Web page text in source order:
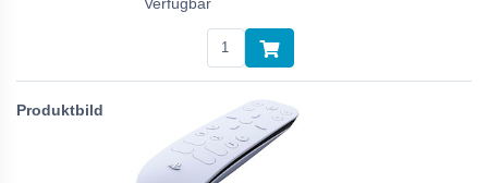
Verfügbar